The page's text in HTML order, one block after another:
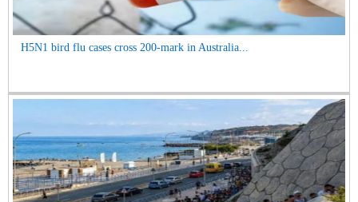
H5N1 bird flu cases cross 200-mark in Australia...